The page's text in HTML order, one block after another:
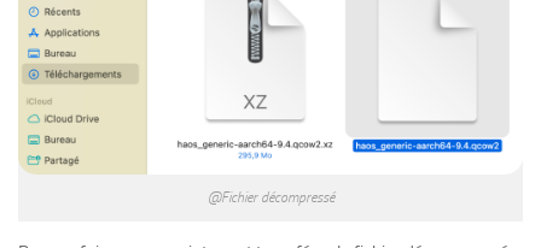
@Fichier décompressé